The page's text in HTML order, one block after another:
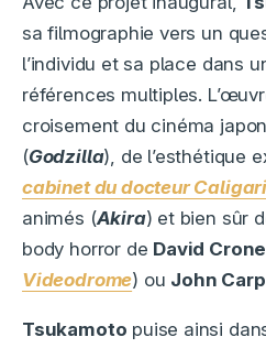
sa filmographie vers un
l’individu et sa place dans
références multiples.
croisement du cinéma
(Godzilla), de l’esthétique
cabinet du docteur Caligari
animés (Akira) et bien sûr
body horror de David
Videodrome) ou John
Tsukamoto puise ainsi